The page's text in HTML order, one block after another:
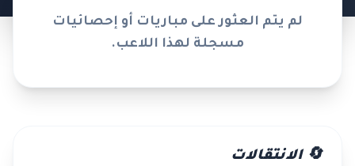
لم يتم العثور على مباريات أو إحصائيات
مسجلة لهذا اللاعب.
🔄 الانتقالات